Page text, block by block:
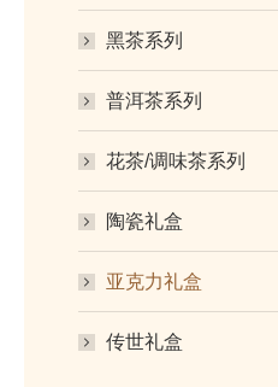
黑茶系列
普洱茶系列
花茶/调味茶系列
陶瓷礼盒
亚克力礼盒
传世礼盒